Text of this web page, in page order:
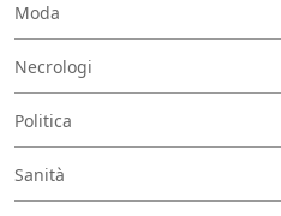
Moda
Necrologi
Politica
Sanità